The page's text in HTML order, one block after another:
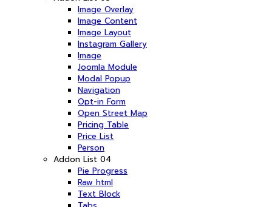
Image Overlay
Image Content
Image Layout
Instagram Gallery
Image
Joomla Module
Modal Popup
Navigation
Opt-in Form
Open Street Map
Pricing Table
Price List
Person
Addon List 04
Pie Progress
Raw html
Text Block